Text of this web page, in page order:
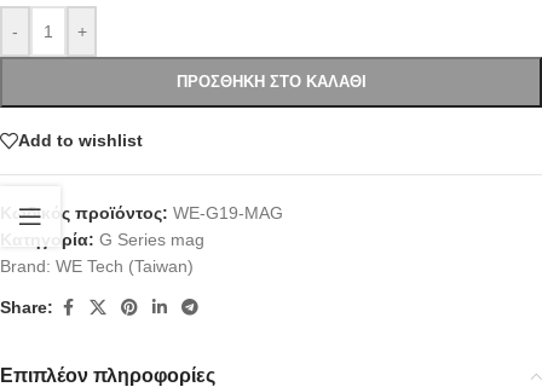
- +
ΠΡΟΣΘΉΚΗ ΣΤΟ ΚΑΛΆΘΙ
Add to wishlist
Κωδικός προϊόντος: WE-G19-MAG
Κατηγορία: G Series mag
Brand: WE Tech (Taiwan)
Share:
Επιπλέον πληροφορίες